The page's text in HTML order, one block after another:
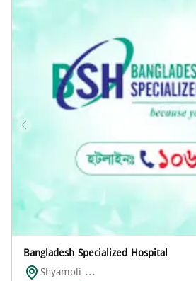
Bangladesh Specialized Hospital
Shyamoli ...